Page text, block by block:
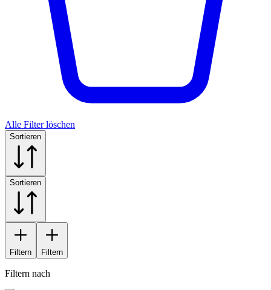
Alle Filter löschen
Sortieren
Sortieren
Filtern Filtern
Filtern nach